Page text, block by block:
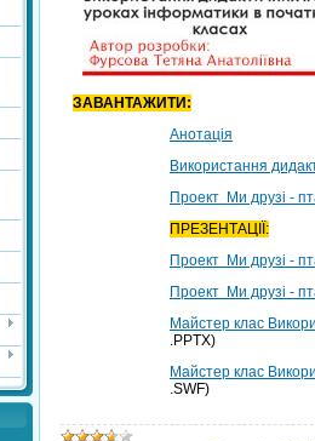
ЗАВАНТАЖИТИ:
Анотація
Використання
Проект Ми друзі -
ПРЕЗЕНТАЦІЇ:
Проект Ми друзі -
Проект Ми друзі -
Майстер клас
.PPTX)
Майстер клас
.SWF)